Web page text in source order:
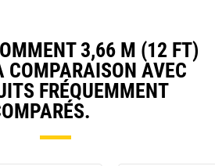
3,66 M (12 FT)
COMPARAISON AVEC
FRÉQUEMMENT